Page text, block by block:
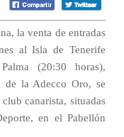
la venta de entradas
al Isla de Tenerife
(20:30 horas),
de la Adecco Oro, se
canarista, situadas
en el Pabellón